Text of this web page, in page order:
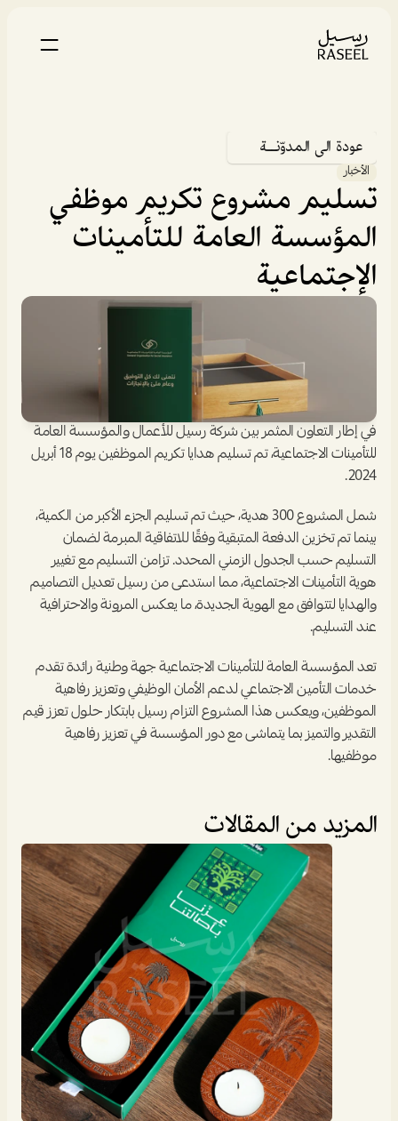
عودة الى المدوّنــة
الأخبار
الإجتماعية
في إطار التعاون المثمر بين شركة رسيل للأعمال والمؤسسة العامة
للتأمينات الاجتماعية، تم تسليم هدايا تكريم الموظفين يوم 18 أبريل
2024.
شمل المشروع 300 هدية، حيث تم تسليم الجزء الأكبر من الكمية،
التسليم حسب الجدول الزمني المحدد. تزامن التسليم مع تغيير
هوية التأمينات الاجتماعية، مما استدعى من رسيل تعديل التصاميم
عند التسليم.
تعد المؤسسة العامة للتأمينات الاجتماعية جهة وطنية رائدة تقدم
خدمات التأمين الاجتماعي لدعم الأمان الوظيفي وتعزيز رفاهية
الموظفين، ويعكس هذا المشروع التزام رسيل بابتكار حلول تعزز قيم
التقدير والتميز بما يتماشى مع دور المؤسسة في تعزيز رفاهية
موظفيها.
المزيد من المقالات